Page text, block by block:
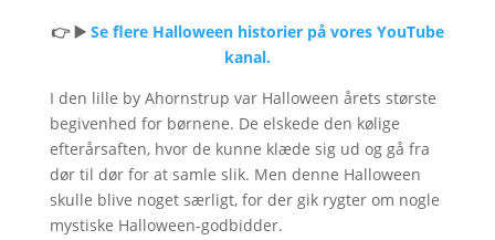
👉 ▶️ Se flere Halloween historier på vores YouTube
kanal.
I den lille by Ahornstrup var Halloween årets største
begivenhed for børnene. De elskede den kølige
efterårsaften, hvor de kunne klæde sig ud og gå fra
dør til dør for at samle slik. Men denne Halloween
skulle blive noget særligt, for der gik rygter om nogle
mystiske Halloween-godbidder.